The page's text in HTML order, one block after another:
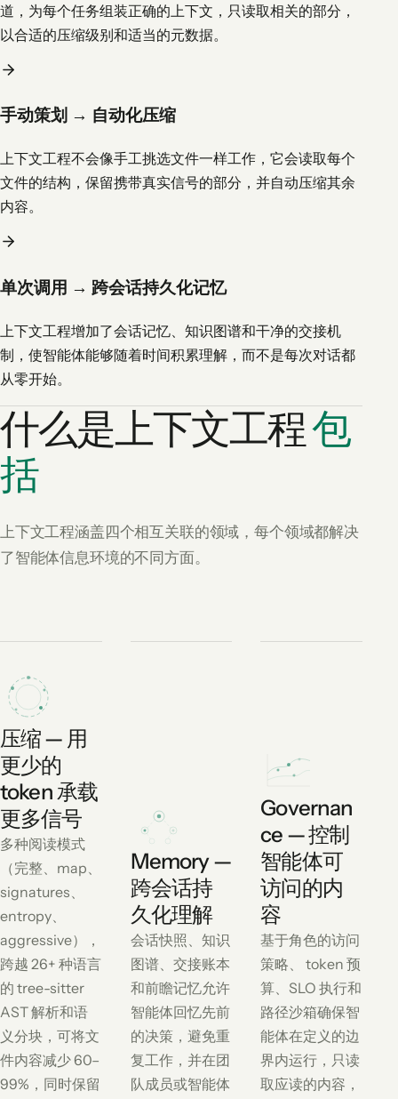
道，为每个任务组装正确的上下文，只读取相关的部分，
以合适的压缩级别和适当的元数据。
手动策划 → 自动化压缩
上下文工程不会像手工挑选文件一样工作，它会读取每个
文件的结构，保留携带真实信号的部分，并自动压缩其余
内容。
单次调用 → 跨会话持久化记忆
上下文工程增加了会话记忆、知识图谱和干净的交接机
制，使智能体能够随着时间积累理解，而不是每次对话都
从零开始。
什么是上下文工程包
括
上下文工程涵盖四个相互关联的领域，每个领域都解决
了智能体信息环境的不同方面。
压缩 — 用
更少的
token 承载
更多信号
多种阅读模式
（完整、map、
signatures、
entropy、
aggressive），
跨越 26+ 种语言
的 tree-sitter
AST 解析和语
义分块，可将文
件内容减少 60–
99%，同时保留
Memory —
跨会话持
久化理解
会话快照、知识
图谱、交接账本
和前瞻记忆允许
智能体回忆先前
的决策，避免重
复工作，并在团
队成员或智能体
Governan
ce — 控制
智能体可
访问的内
容
基于角色的访问
策略、 token 预
算、SLO 执行和
路径沙箱确保智
能体在定义的边
界内运行，只读
取应读的内容，